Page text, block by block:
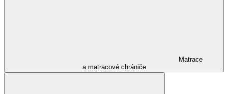
Matrace
a matracové chrániče